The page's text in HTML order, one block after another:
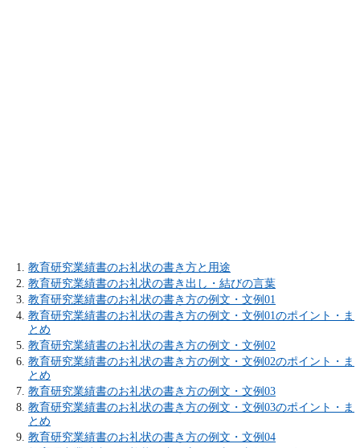
教育研究業績書のお礼状の書き方と用途
教育研究業績書のお礼状の書き出し・結びの言葉
教育研究業績書のお礼状の書き方の例文・文例01
教育研究業績書のお礼状の書き方の例文・文例01のポイント・ま
とめ
教育研究業績書のお礼状の書き方の例文・文例02
教育研究業績書のお礼状の書き方の例文・文例02のポイント・ま
とめ
教育研究業績書のお礼状の書き方の例文・文例03
教育研究業績書のお礼状の書き方の例文・文例03のポイント・ま
とめ
教育研究業績書のお礼状の書き方の例文・文例04